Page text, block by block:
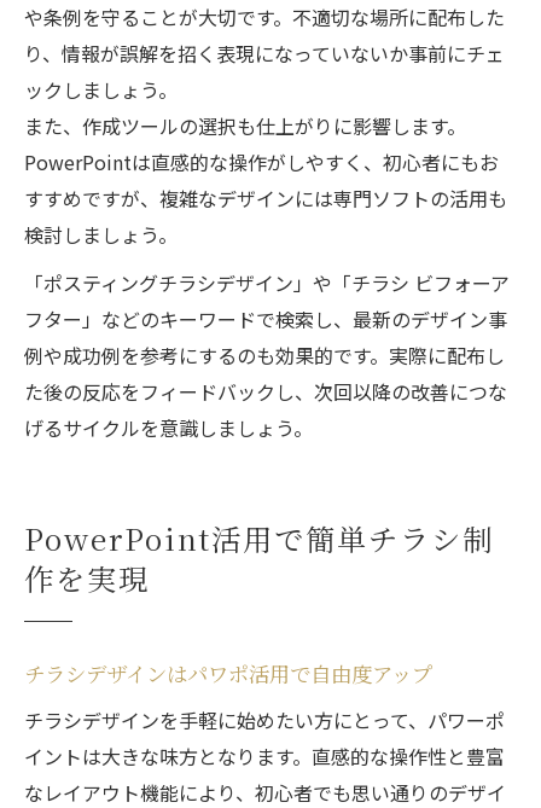
や条例を守ることが大切です。不適切な場所に配布した
り、情報が誤解を招く表現になっていないか事前にチェ
ックしましょう。
また、作成ツールの選択も仕上がりに影響します。
PowerPointは直感的な操作がしやすく、初心者にもお
すすめですが、複雑なデザインには専門ソフトの活用も
検討しましょう。
「ポスティングチラシデザイン」や「チラシ ビフォーア
フター」などのキーワードで検索し、最新のデザイン事
例や成功例を参考にするのも効果的です。実際に配布し
た後の反応をフィードバックし、次回以降の改善につな
げるサイクルを意識しましょう。
PowerPoint活用で簡単チラシ制
作を実現
チラシデザインはパワポ活用で自由度アップ
チラシデザインを手軽に始めたい方にとって、パワーポ
イントは大きな味方となります。直感的な操作性と豊富
なレイアウト機能により、初心者でも思い通りのデザイ